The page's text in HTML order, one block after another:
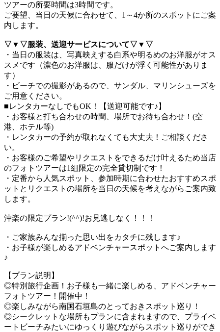
ツアーの所要時間は3時間です。
ご要望、当日の天候に合わせて、1～4か所のスポットにご案
内します。
▽▼▽服装、送迎サービスについて▽▼▽
・当日の服装は、写真映えする白系や明るめのお洋服がオス
スメです（濃色のお洋服は、服だけが浮く可能性がありま
す）
・ビーチでの撮影があるので、サンダル、マリンシューズを
ご用意ください。
■レンタカーなしでもOK！【送迎可能です♪】
・お客様と打ち合わせの時間、場所でお待ち合わせ！(空
港、ホテル等)
・レンタカーの予約が取れなくても大丈夫！ご相談くださ
い。
・お客様のご希望やリクエストをできるだけ叶えるため当店
のフォトツアーは1組限定の完全貸切制です！
・定番から人気スポット、参加時期に合わせたおすすめスポ
ットとリクエストの場所を当日の天候を考えながらご案内致
します。
沖楽の限定プラン!(^^)!お見逃しなく！！！
・ご家族みんな揃った思い出をカタチに残します♪
・お子様が楽しめるアドベンチャースポットへご案内します
♪
【プラン説明】
◎特別旅行企画！お子様も一緒に楽しめる、アドベンチャー
フォトツアー！開催中！
◎楽しみながら南国石垣島のとっておきスポット巡り！
◎シークレットな場所もプランに含まれますので、プライベ
ートビーチみたいにゆっくり遊びながらスポット巡りができ